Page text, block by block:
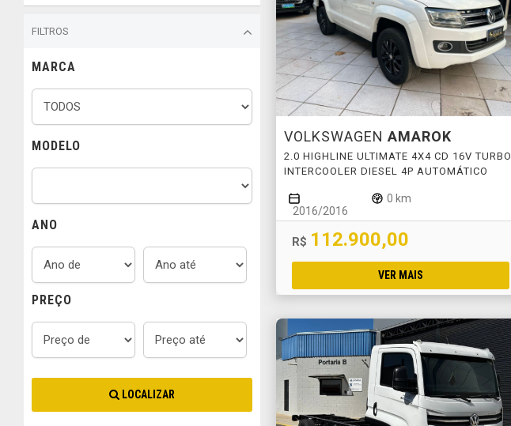
FILTROS
MARCA
MODELO
ANO
PREÇO
LOCALIZAR
VOLKSWAGENAMAROK
2.0 HIGHLINE ULTIMATE 4X4 CD 16V TURBO
INTERCOOLER DIESEL 4P AUTOMÁTICO
2016/2016
0 km
R$ 112.900,00
VER MAIS